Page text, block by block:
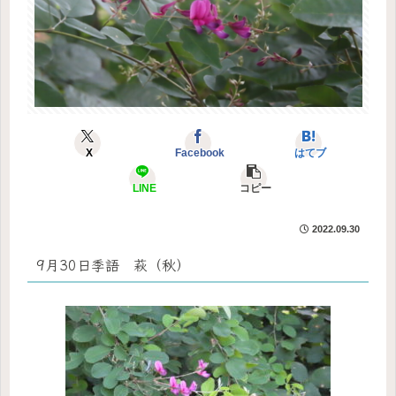
X Facebook はてブ
LINE コピー
2022.09.30
9月30日季語 萩（秋）